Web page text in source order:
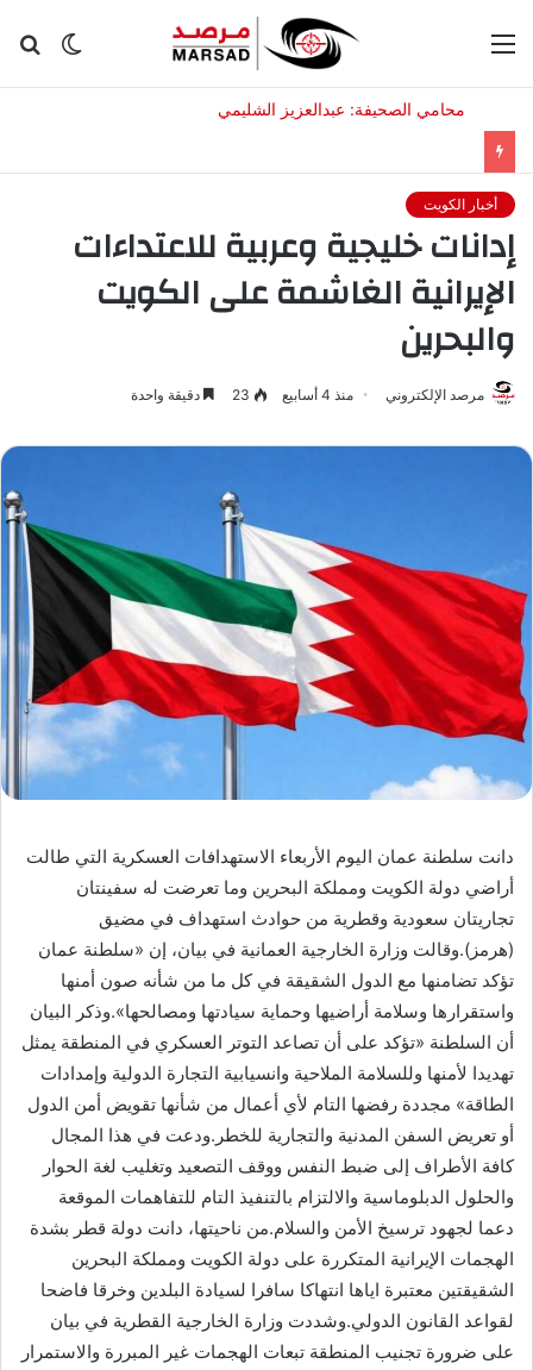
الوضع
أخبار الكويت
إدانات خليجية وعربية للاعتداءات
الإيرانية الغاشمة على الكويت
والبحرين
مرصد الإلكتروني منذ 4 أسابيع 23 دقيقة واحدة
دانت سلطنة عمان اليوم الأربعاء الاستهدافات العسكرية التي طالت
أراضي دولة الكويت ومملكة البحرين وما تعرضت له سفينتان
تجاريتان سعودية وقطرية من حوادث استهداف في مضيق
(هرمز).وقالت وزارة الخارجية العمانية في بيان، إن «سلطنة عمان
تؤكد تضامنها مع الدول الشقيقة في كل ما من شأنه صون أمنها
واستقرارها وسلامة أراضيها وحماية سيادتها ومصالحها».وذكر البيان
أن السلطنة «تؤكد على أن تصاعد التوتر العسكري في المنطقة يمثل
تهديدا لأمنها وللسلامة الملاحية وانسيابية التجارة الدولية وإمدادات
الطاقة» مجددة رفضها التام لأي أعمال من شأنها تقويض أمن الدول
أو تعريض السفن المدنية والتجارية للخطر.ودعت في هذا المجال
كافة الأطراف إلى ضبط النفس ووقف التصعيد وتغليب لغة الحوار
والحلول الدبلوماسية والالتزام بالتنفيذ التام للتفاهمات الموقعة
دعما لجهود ترسيخ الأمن والسلام.من ناحيتها، دانت دولة قطر بشدة
الهجمات الإيرانية المتكررة على دولة الكويت ومملكة البحرين
الشقيقتين معتبرة اياها انتهاكا سافرا لسيادة البلدين وخرقا فاضحا
لقواعد القانون الدولي.وشددت وزارة الخارجية القطرية في بيان
على ضرورة تجنيب المنطقة تبعات الهجمات غير المبررة والاستمرار